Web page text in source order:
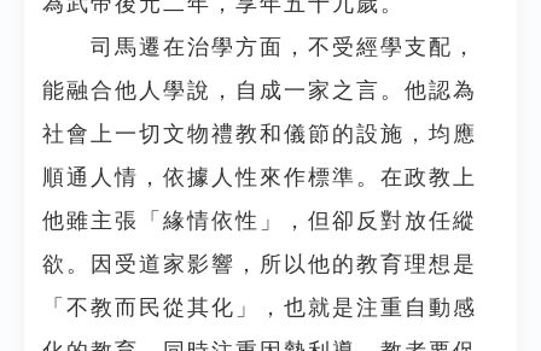
司馬遷在治學方面，不受經學支配，
能融合他人學說，自成一家之言。他認為
社會上一切文物禮教和儀節的設施，均應
順通人情，依據人性來作標準。在政教上
他雖主張「緣情依性」，但卻反對放任縱
欲。因受道家影響，所以他的教育理想是
「不教而民從其化」，也就是注重自動感